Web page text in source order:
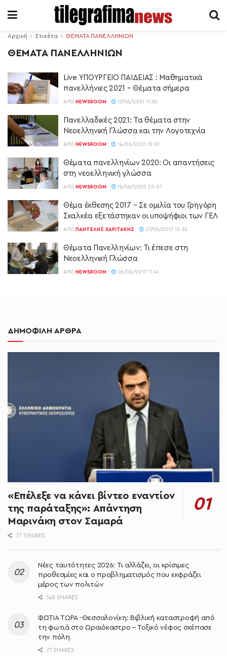
Αρχική Ετικέτα ΘΕΜΑΤΑ ΠΑΝΕΛΛΗΝΙΩΝ
ΘΕΜΑΤΑ ΠΑΝΕΛΛΗΝΙΩΝ
Live ΥΠΟΥΡΓΕΙΟ ΠΑΙΔΕΙΑΣ : Μαθηματικά
πανελλήνιες 2021 – Θέματα σήμερα
ΑΠΌ NEWSROOM 17/06/2021 11:30
Πανελλαδικές 2021: Τα θέματα στην
Νεοελληνική Γλώσσα και την Λογοτεχνία
ΑΠΌ NEWSROOM 14/06/2021 12:01
Θέματα πανελληνίων 2020: Οι απαντήσεις
στη νεοελληνική γλώσσα
ΑΠΌ NEWSROOM 15/06/2020 20:07
Θέμα έκθεσης 2017 – Σε ομιλία του Γρηγόρη
Σκαλκέα εξετάστηκαν οι υποψήφιοι των ΓΕΛ
ΑΠΌ ΠΑΝΤΕΛΉΣ ΧΑΡΙΤΆΚΗΣ 07/06/2017 10:33
Θέματα Πανελληνίων: Τι έπεσε στη
Νεοελληνική Γλώσσα
ΑΠΌ NEWSROOM 06/06/2017 11:41
ΔΗΜΟΦΙΛΗ ΑΡΘΡΑ
«Επέλεξε να κάνει βίντεο εναντίον
της παράταξης»: Απάντηση
Μαρινάκη στον Σαμαρά
77 SHARES
Νέες ταυτότητες 2026: Τι αλλάζει, οι κρίσιμες
προθεσμίες και ο προβληματισμός που εκφράζει
μέρος των πολιτών
148 SHARES
ΦΩΤΙΑ ΤΩΡΑ -Θεσσαλονίκη: Βιβλική καταστροφή από
τη φωτιά στο Ωραιόκαστρο – Τοξικό νέφος σκέπασε
την πόλη
71 SHARES